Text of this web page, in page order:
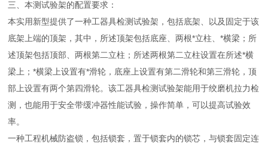
三、本测试验架的配置要求：
本实用新型提供了一种工器具检测试验架，包括底架、以及固定于该
底架上端的顶架，其中，所述顶架包括底座、两根*立柱、*横梁；所
述顶架包括顶部、两根第二立柱；所述两根第二立柱设置在所述*横
梁上；*横梁上设置有*滑轮，底座上设置有第二滑轮和第三滑轮，顶
部上设置有两个第四滑轮。该工器具检测试验架能用于绞磨机拉力检
测，也能用于安全带缓冲器性能试验，操作简单，可以提高试验效
率。
一种工程机械防盗锁，包括锁套，置于锁套内的锁芯，与锁套固定连